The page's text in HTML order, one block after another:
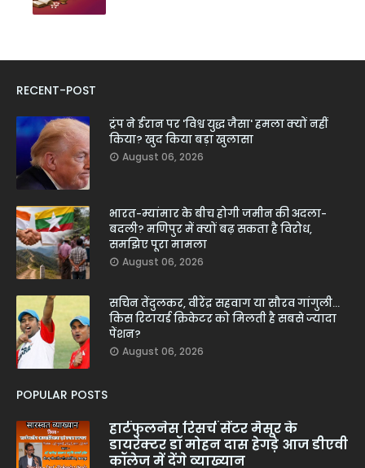
RECENT-POST
ट्रंप ने ईरान पर 'विश्व युद्ध जैसा' हमला क्यों नहीं
किया? खुद किया बड़ा खुलासा
August 06, 2026
भारत-म्यांमार के बीच होगी जमीन की अदला-
बदली? मणिपुर में क्यों बढ़ सकता है विरोध,
समझिए पूरा मामला
August 06, 2026
सचिन तेंदुलकर, वीरेंद्र सहवाग या सौरव गांगुली...
किस रिटायर्ड क्रिकेटर को मिलती है सबसे ज्यादा
पेंशन?
August 06, 2026
POPULAR POSTS
हार्टफुलनेस रिसर्च सेंटर मैसूर के
डायरेक्टर डॉ मोहन दास हेगड़े आज डीएवी
कॉलेज में देंगे व्याख्यान